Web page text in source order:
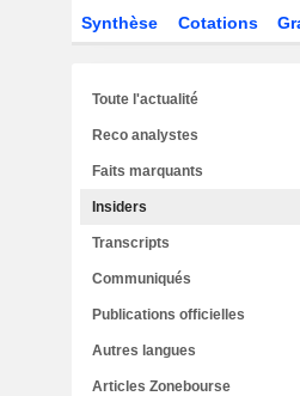
Synthèse Cotations
Toute l'actualité
Reco analystes
Faits marquants
Insiders
Transcripts
Communiqués
Publications officielles
Autres langues
Articles Zonebourse